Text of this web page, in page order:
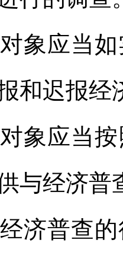
应当如
和迟报经
应当按
与经济普
济普查的